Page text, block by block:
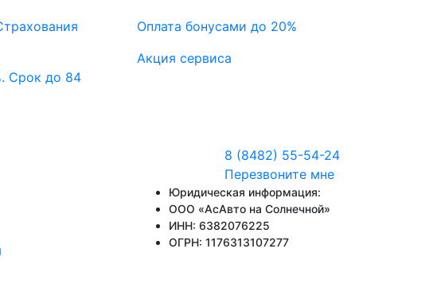
Срок до 84
Оплата бонусами до 20%
Акция сервиса
8 (8482) 55-54-24
Перезвоните мне
Юридическая информация:
ООО «АсАвто на Солнечной»
ИНН: 6382076225
ОГРН: 1176313107277